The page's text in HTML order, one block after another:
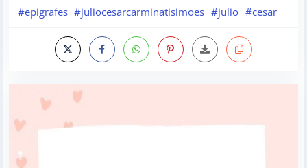
#epigrafes #juliocesarcarminatisimoes #julio #cesar